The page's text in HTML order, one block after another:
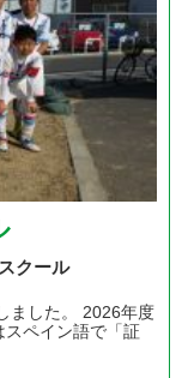
クール
ました。 2026年度
スペイン語で「証